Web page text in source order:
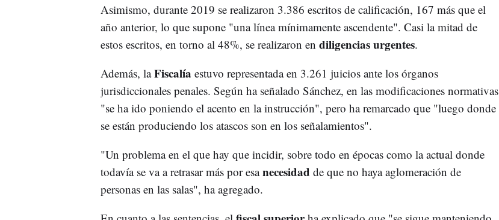
Asimismo, durante 2019 se realizaron 3.386 escritos de calificación, 167 más que el
año anterior, lo que supone "una línea mínimamente ascendente". Casi la mitad de
estos escritos, en torno al 48%, se realizaron en diligencias urgentes.
Además, laFiscalía estuvo representada en 3.261 juicios ante los órganos
jurisdiccionales penales. Según ha señalado Sánchez, en las modificaciones normativas
"se ha ido poniendo el acento en la instrucción", pero ha remarcado que "luego donde
se están produciendo los atascos son en los señalamientos".
"Un problema en el que hay que incidir, sobre todo en épocas como la actual donde
todavía se va a retrasar más por esanecesidad de que no haya aglomeración de
personas en las salas", ha agregado.